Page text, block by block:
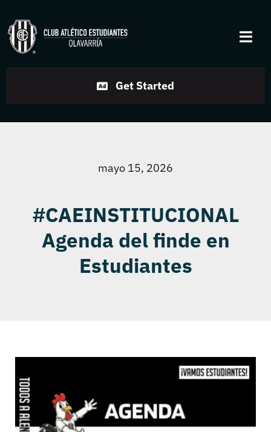
to
content
Disciplinas
Contacto
Get Started
mayo 15, 2026
#CAEINSTITUCIONAL
Agenda del finde en
Estudiantes